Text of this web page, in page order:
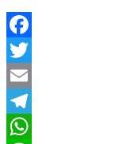
Facebook
Twitter
Email
Telegram